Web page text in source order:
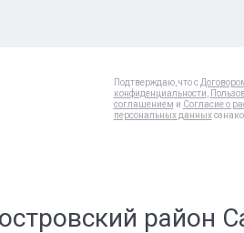
Подтверждаю, что с
конфиденциальности
соглашением и Согласие о
персональных данных
район